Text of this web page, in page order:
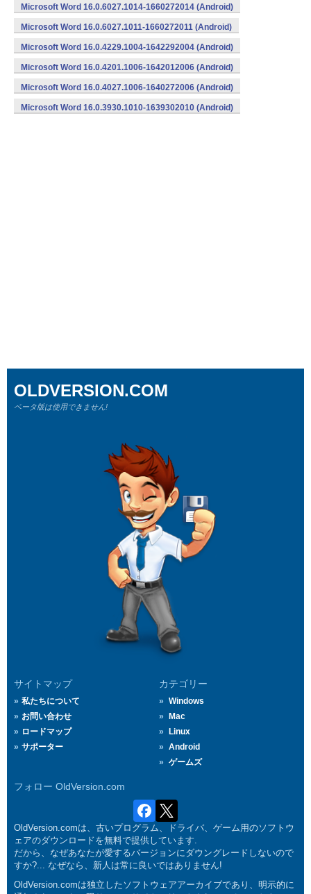
Microsoft Word 16.0.6027.1014-1660272014 (Android)
Microsoft Word 16.0.6027.1011-1660272011 (Android)
Microsoft Word 16.0.4229.1004-1642292004 (Android)
Microsoft Word 16.0.4201.1006-1642012006 (Android)
Microsoft Word 16.0.4027.1006-1640272006 (Android)
Microsoft Word 16.0.3930.1010-1639302010 (Android)
サイトマップ
私たちについて
お問い合わせ
ロードマップ
サポーター
カテゴリー
Windows
Mac
Linux
Android
ゲームズ
フォロー OldVersion.com
OLDVERSION.COM
ベータ版は使用できません!
OldVersion.comは、古いプログラム、ドライバ、ゲーム用のソフトウ
ェアのダウンロードを無料で提供しています.
だから、なぜあなたが愛するバージョンにダウングレードしないので
すか?... なぜなら、新人は常に良いではありません!
OldVersion.comは独立したソフトウェアアーカイブであり、明示的に